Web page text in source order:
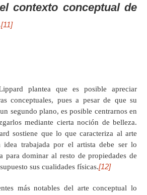
contexto conceptual de
[11]
plantea que es posible apreciar
conceptuales, pues a pesar de que su
segundo plano, es posible centrarnos en
mediante cierta noción de belleza.
sostiene que lo que caracteriza al arte
idea trabajada por el artista debe ser lo
para dominar al resto de propiedades de
sus cualidades físicas.[12]
más notables del arte conceptual lo